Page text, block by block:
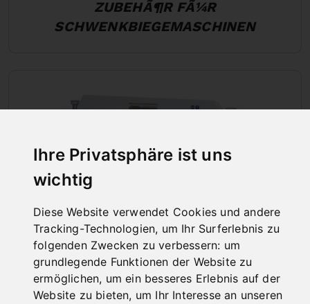
Ihre Privatsphäre ist uns
wichtig
Diese Website verwendet Cookies und andere
Tracking-Technologien, um Ihr Surferlebnis zu
folgenden Zwecken zu verbessern: um
grundlegende Funktionen der Website zu
ermöglichen, um ein besseres Erlebnis auf der
Website zu bieten, um Ihr Interesse an unseren
ZUBEHÃ¶R FÃ¼R
SCHWENKBIEGEMASCHINEN
SCHWENKBIEGEMASCHINEN MIT